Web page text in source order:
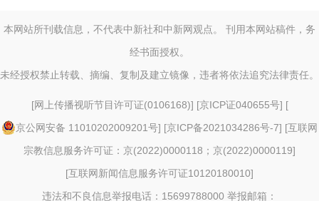
本网站所刊载信息，不代表中新社和中新网观点。 刊用本网站稿件，务
经书面授权。
未经授权禁止转载、摘编、复制及建立镜像，违者将依法追究法律责任。
[网上传播视听节目许可证(0106168)] [京ICP证040655号] [
京公网安备 11010202009201号] [京ICP备2021034286号-7] [互联网
宗教信息服务许可证：京(2022)0000118；京(2022)0000119]
[互联网新闻信息服务许可证10120180010]
违法和不良信息举报电话：15699788000 举报邮箱：